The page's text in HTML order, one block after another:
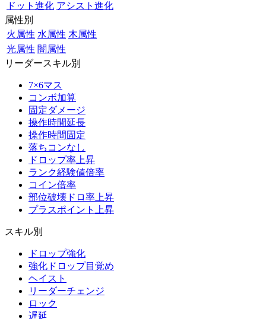
ドット進化 アシスト進化
属性別
火属性 水属性 木属性
光属性 闇属性
リーダースキル別
7×6マス
コンボ加算
固定ダメージ
操作時間延長
操作時間固定
落ちコンなし
ドロップ率上昇
ランク経験値倍率
コイン倍率
部位破壊ドロ率上昇
プラスポイント上昇
スキル別
ドロップ強化
強化ドロップ目覚め
ヘイスト
リーダーチェンジ
ロック
遅延